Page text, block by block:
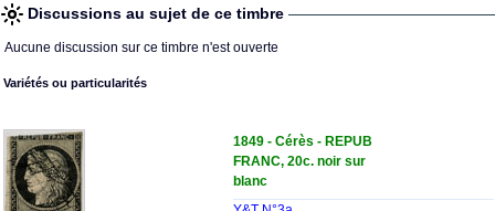
Discussions au sujet de ce timbre
Aucune discussion sur ce timbre n'est ouverte
Variétés ou particularités
1849 - Cérès - REPUB
FRANC, 20c. noir sur
blanc